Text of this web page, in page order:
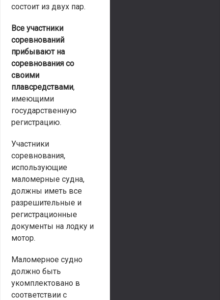
состоит из двух пар.
Все участники
соревнований
прибывают на
соревнования со
своими
плавсредствами,
имеющими
государственную
регистрацию.
Участники
соревнования,
использующие
маломерные судна,
должны иметь все
разрешительные и
регистрационные
документы на лодку и
мотор.
Маломерное судно
должно быть
укомплектовано в
соответствии с